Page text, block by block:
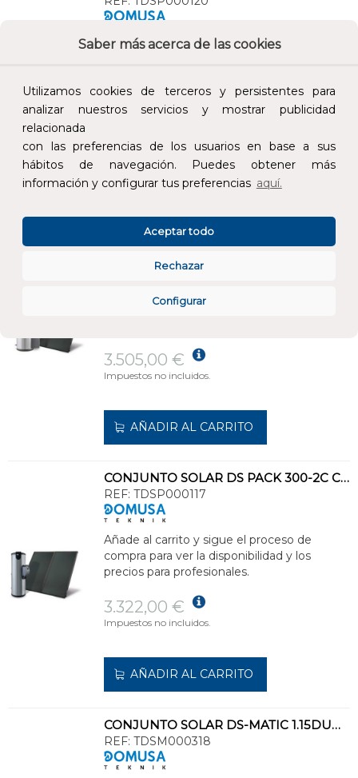
Saber más acerca de las cookies
Utilizamos cookies de terceros y persistentes para
analizar nuestros servicios y mostrar publicidad
relacionada
con las preferencias de los usuarios en base a sus
hábitos de navegación. Puedes obtener más
información y configurar tus preferencias aquí.
Configurar
Rechazar
Aceptar todo
Añade al carrito y sigue el proceso de
5.518,00 €
AÑADIR AL CARRITO
REF:TDSM000325
compra para ver la disponibilidad y los
3.505,00 €
Impuestos no incluidos.
AÑADIR AL CARRITO
CONJUNTO SOLAR DS PACK 300-2C CIRCULACIÓN FORZADA CLASE ENERGÉTICA C
REF: TDSP000117
Añade al carrito y sigue el proceso de
compra para ver la disponibilidad y los
precios para profesionales.
3.322,00 €
Impuestos no incluidos.
AÑADIR AL CARRITO
CONJUNTO SOLAR DS-MATIC 1.15DUO-XL CLASE ENERGÉTICA C
REF: TDSM000318